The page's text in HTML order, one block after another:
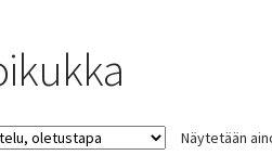
Näytetään